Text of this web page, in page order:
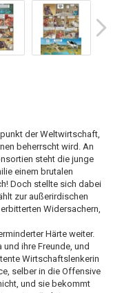
der Weltwirtschaft,
beherrscht wird. An
steht die junge
einem brutalen
Doch stellte sich dabei
zur außerirdischen
Widersachern,
Härte weiter.
ihre Freunde, und
Wirtschaftslenkerin
selber in die Offensive
und sie bekommt